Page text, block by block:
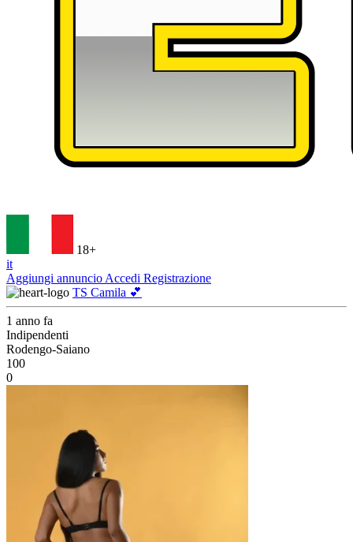
18+
it
Aggiungi annuncio Accedi Registrazione
TS Camila 💕
1 anno fa
Indipendenti
Rodengo-Saiano
100
0